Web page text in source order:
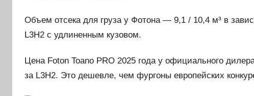
Объем отсека для груза у Фотона — 9,1 / 10,4 м³ в
L3H2 с удлиненным кузовом.
Цена Foton Toano PRO 2025 года у официального
за L3H2. Это дешевле, чем фургоны европейских